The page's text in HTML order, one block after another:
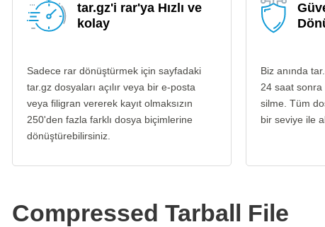
tar.gz'i rar'ya Hızlı ve
kolay
Sadece rar dönüştürmek için sayfadaki
tar.gz dosyaları açılır veya bir e-posta
veya filigran vererek kayıt olmaksızın
250'den fazla farklı dosya biçimlerine
dönüştürebilirsiniz.
Biz anında
24 saat sonra
silme. Tüm
bir seviye ile
Compressed Tarball File